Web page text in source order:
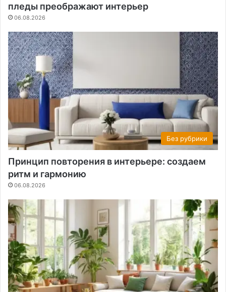
пледы преображают интерьер
06.08.2026
Без рубрики
Принцип повторения в интерьере: создаем
ритм и гармонию
06.08.2026